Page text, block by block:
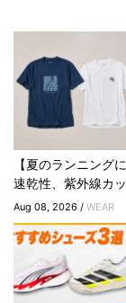
【夏のランニング
速乾性、紫外線カ
Aug 08, 2026 / WEAR